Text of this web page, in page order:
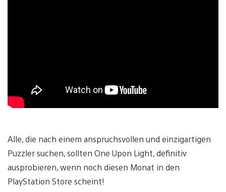
Alle, die nach einem anspruchsvollen und einzigartigen
Puzzler suchen, sollten One Upon Light, definitiv
ausprobieren, wenn noch diesen Monat in den
PlayStation Store scheint!